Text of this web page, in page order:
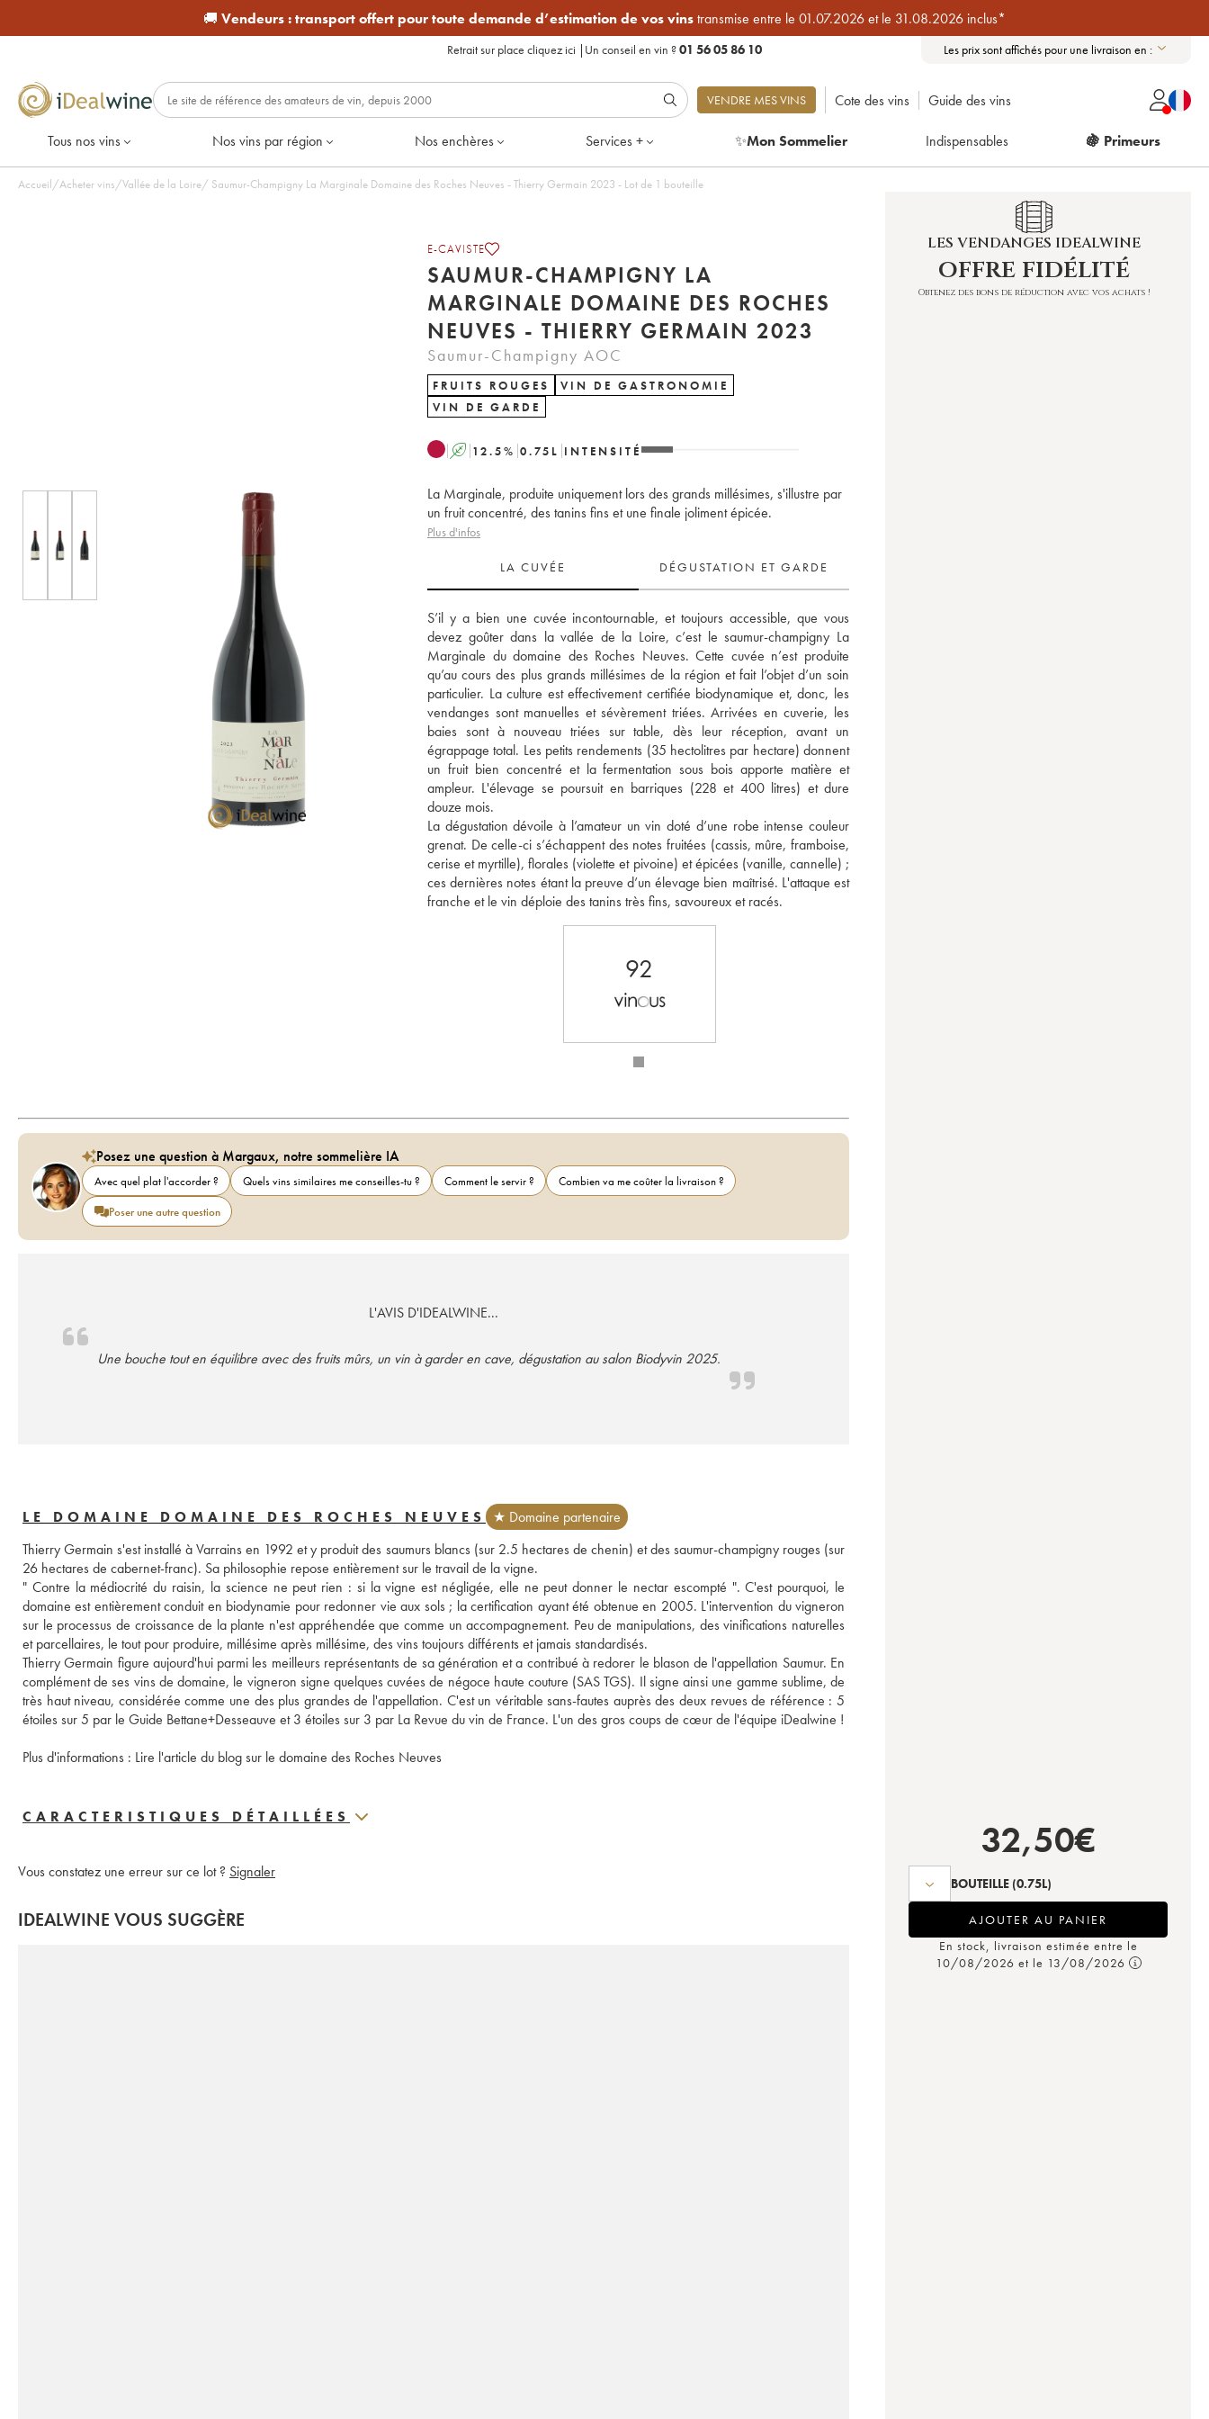
🚚 Vendeurs :transport offert pour toute demande d’estimation de vos vinstransmise entre le 01.07.2026 et le 31.08.2026 inclus*
Retrait sur place cliquez ici | Un conseil en vin ?01 56 05 86 10 Les prix sont affichés pour une livraison en :
VENDRE MES VINS Cote des vins Guide des vins
Tous nos vins Nos vins par région Nos enchères Services + ✨Mon Sommelier Indispensables 🍇 Primeurs
Accueil/Acheter vins/Vallée de la Loire/ Saumur-Champigny La Marginale Domaine des Roches Neuves - Thierry Germain 2023 - Lot de 1 bouteille
E-CAVISTE
SAUMUR-CHAMPIGNY LA
MARGINALE DOMAINE DES ROCHES
NEUVES - THIERRY GERMAIN 2023
Saumur-Champigny AOC
FRUITS ROUGES
VIN DE GASTRONOMIE
VIN DE GARDE
A 12.5% 0.75 L INTENSITÉ
La Marginale, produite uniquement lors des grands millésimes, s'illustre par
un fruit concentré, des tanins fins et une finale joliment épicée.
Plus d'infos
LA CUVÉE DÉGUSTATION ET GARDE
S’il y a bien une cuvée incontournable, et toujours accessible, que vous
devez goûter dans la vallée de la Loire, c’est le saumur-champigny La
Marginale du domaine des Roches Neuves. Cette cuvée n’est produite
qu’au cours des plus grands millésimes de la région et fait l’objet d’un soin
particulier. La culture est effectivement certifiée biodynamique et, donc, les
vendanges sont manuelles et sévèrement triées. Arrivées en cuverie, les
baies sont à nouveau triées sur table, dès leur réception, avant un
égrappage total. Les petits rendements (35 hectolitres par hectare) donnent
un fruit bien concentré et la fermentation sous bois apporte matière et
ampleur. L'élevage se poursuit en barriques (228 et 400 litres) et dure
douze mois.
La dégustation dévoile à l’amateur un vin doté d’une robe intense couleur
grenat. De celle-ci s’échappent des notes fruitées (cassis, mûre, framboise,
cerise et myrtille), florales (violette et pivoine) et épicées (vanille, cannelle) ;
ces dernières notes étant la preuve d’un élevage bien maîtrisé. L'attaque est
franche et le vin déploie des tanins très fins, savoureux et racés.
92
Posez une question à Margaux, notre sommelière IA
Avec quel plat l'accorder ? Quels vins similaires me conseilles-tu ? Comment le servir ?
Combien va me coûter la livraison ?
Poser une autre question
L'AVIS D'IDEALWINE...
Une bouche tout en équilibre avec des fruits mûrs, un vin à garder en cave, dégustation au salon Biodyvin 2025.
LE DOMAINE DOMAINE DES ROCHES NEUVES
★ Domaine partenaire
Thierry Germain s'est installé à Varrains en 1992 et y produit des saumurs blancs (sur 2.5 hectares de chenin) et des saumur-champigny rouges (sur
26 hectares de cabernet-franc). Sa philosophie repose entièrement sur le travail de la vigne.
" Contre la médiocrité du raisin, la science ne peut rien : si la vigne est négligée, elle ne peut donner le nectar escompté ". C'est pourquoi, le
domaine est entièrement conduit en biodynamie pour redonner vie aux sols ; la certification ayant été obtenue en 2005. L'intervention du vigneron
sur le processus de croissance de la plante n'est appréhendée que comme un accompagnement. Peu de manipulations, des vinifications naturelles
et parcellaires, le tout pour produire, millésime après millésime, des vins toujours différents et jamais standardisés.
Thierry Germain figure aujourd'hui parmi les meilleurs représentants de sa génération et a contribué à redorer le blason de l'appellation Saumur. En
complément de ses vins de domaine, le vigneron signe quelques cuvées de négoce haute couture (SAS TGS). Il signe ainsi une gamme sublime, de
très haut niveau, considérée comme une des plus grandes de l'appellation. C'est un véritable sans-fautes auprès des deux revues de référence : 5
Plus d'informations :
CARACTERISTIQUES DÉTAILLÉES
Vous constatez une erreur sur ce lot ? Signaler
IDEALWINE VOUS SUGGÈRE
LES VENDANGES IDEALWINE
offre fidélité
Obtenez des bons de réduction avec vos achats !
32,50€
BOUTEILLE (0.75L)
AJOUTER AU PANIER
En stock, livraison estimée entre le
10/08/2026 et le 13/08/2026